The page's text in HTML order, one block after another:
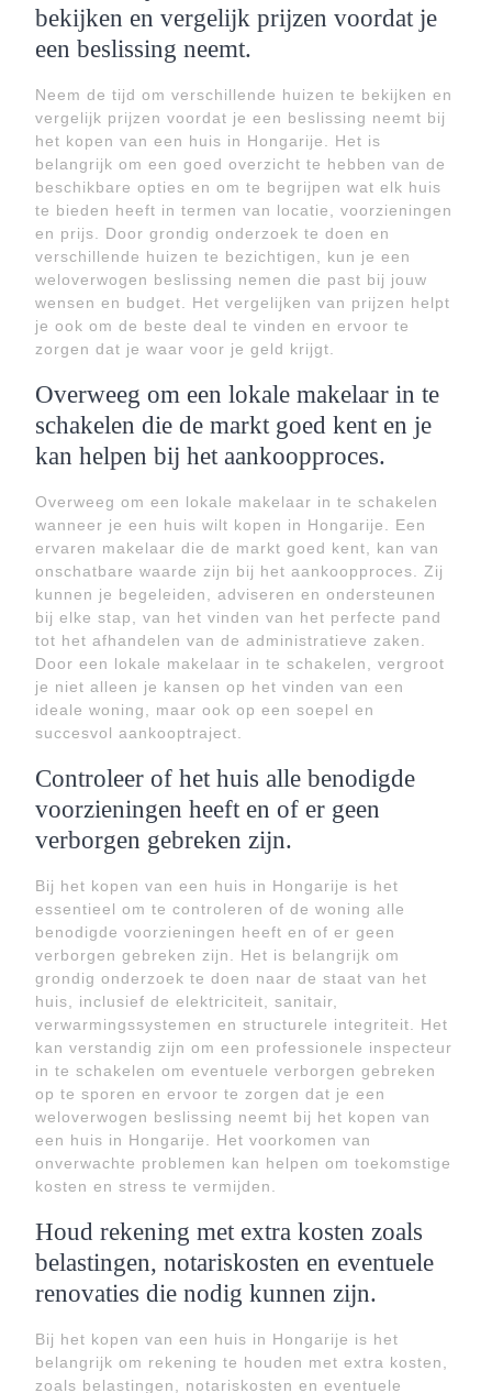
bekijken en vergelijk prijzen voordat je
een beslissing neemt.
Neem de tijd om verschillende huizen te bekijken en
vergelijk prijzen voordat je een beslissing neemt bij
het kopen van een huis in Hongarije. Het is
belangrijk om een goed overzicht te hebben van de
beschikbare opties en om te begrijpen wat elk huis
te bieden heeft in termen van locatie, voorzieningen
en prijs. Door grondig onderzoek te doen en
verschillende huizen te bezichtigen, kun je een
weloverwogen beslissing nemen die past bij jouw
wensen en budget. Het vergelijken van prijzen helpt
je ook om de beste deal te vinden en ervoor te
zorgen dat je waar voor je geld krijgt.
Overweeg om een lokale makelaar in te
schakelen die de markt goed kent en je
kan helpen bij het aankoopproces.
Overweeg om een lokale makelaar in te schakelen
wanneer je een huis wilt kopen in Hongarije. Een
ervaren makelaar die de markt goed kent, kan van
onschatbare waarde zijn bij het aankoopproces. Zij
kunnen je begeleiden, adviseren en ondersteunen
bij elke stap, van het vinden van het perfecte pand
tot het afhandelen van de administratieve zaken.
Door een lokale makelaar in te schakelen, vergroot
je niet alleen je kansen op het vinden van een
ideale woning, maar ook op een soepel en
succesvol aankooptraject.
Controleer of het huis alle benodigde
voorzieningen heeft en of er geen
verborgen gebreken zijn.
Bij het kopen van een huis in Hongarije is het
essentieel om te controleren of de woning alle
benodigde voorzieningen heeft en of er geen
verborgen gebreken zijn. Het is belangrijk om
grondig onderzoek te doen naar de staat van het
huis, inclusief de elektriciteit, sanitair,
verwarmingssystemen en structurele integriteit. Het
kan verstandig zijn om een professionele inspecteur
in te schakelen om eventuele verborgen gebreken
op te sporen en ervoor te zorgen dat je een
weloverwogen beslissing neemt bij het kopen van
een huis in Hongarije. Het voorkomen van
onverwachte problemen kan helpen om toekomstige
kosten en stress te vermijden.
Houd rekening met extra kosten zoals
belastingen, notariskosten en eventuele
renovaties die nodig kunnen zijn.
Bij het kopen van een huis in Hongarije is het
belangrijk om rekening te houden met extra kosten,
zoals belastingen, notariskosten en eventuele